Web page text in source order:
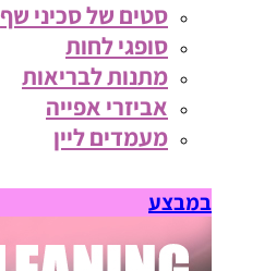
סטים של סכיני שף
סופגי לחות
מתנות לבריאות
אביזרי אפייה
מעמדים ליין
במבצע